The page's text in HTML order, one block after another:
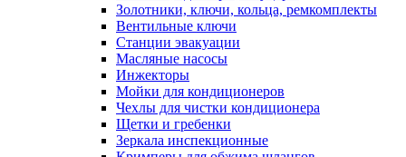
Золотники, ключи, кольца, ремкомплекты
Вентильные ключи
Станции эвакуации
Масляные насосы
Инжекторы
Мойки для кондиционеров
Чехлы для чистки кондиционера
Щетки и гребенки
Зеркала инспекционные